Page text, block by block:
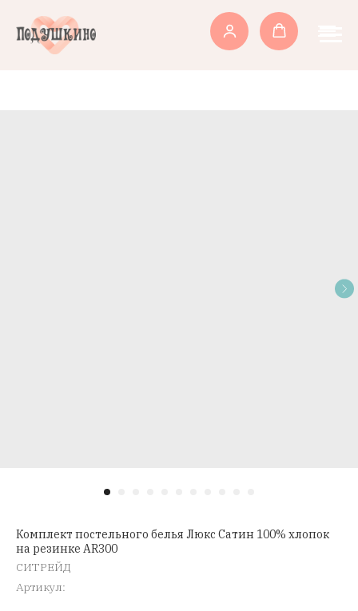
Комплект постельного белья Люкс Сатин 100% хлопок
на резинке AR300
СИТРЕЙД
Артикул: